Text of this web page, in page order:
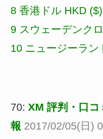
8 香港ドル HKD
9 スウェーデンク
10 ニュージーラ
70: XM 評判・口
報 2017/02/05(日)